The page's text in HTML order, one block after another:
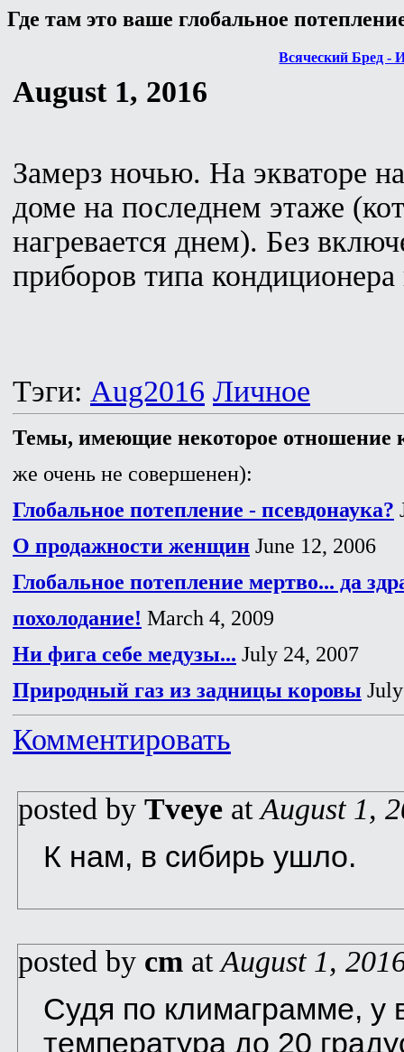
Где там это ваше глобальное
Всяческий Бред -
August 1, 2016
Замерз ночью. На экваторе
доме на последнем этаже
нагревается днем). Без
приборов типа
Тэги: Aug2016 Личное
Темы, имеющие некоторое отношение
же очень не совершенен):
Глобальное потепление - псевдонаука?
О продажности женщин June 12, 2006
Глобальное потепление мертво... да
похолодание! March 4, 2009
Ни фига себе медузы... July 24, 2007
Природный газ из задницы коровы
Комментировать
posted by Tveye atAugust 1,
К нам, в сибирь ушло.
posted by cm atAugust 1,
Судя по климаграмме, у
температура до 20